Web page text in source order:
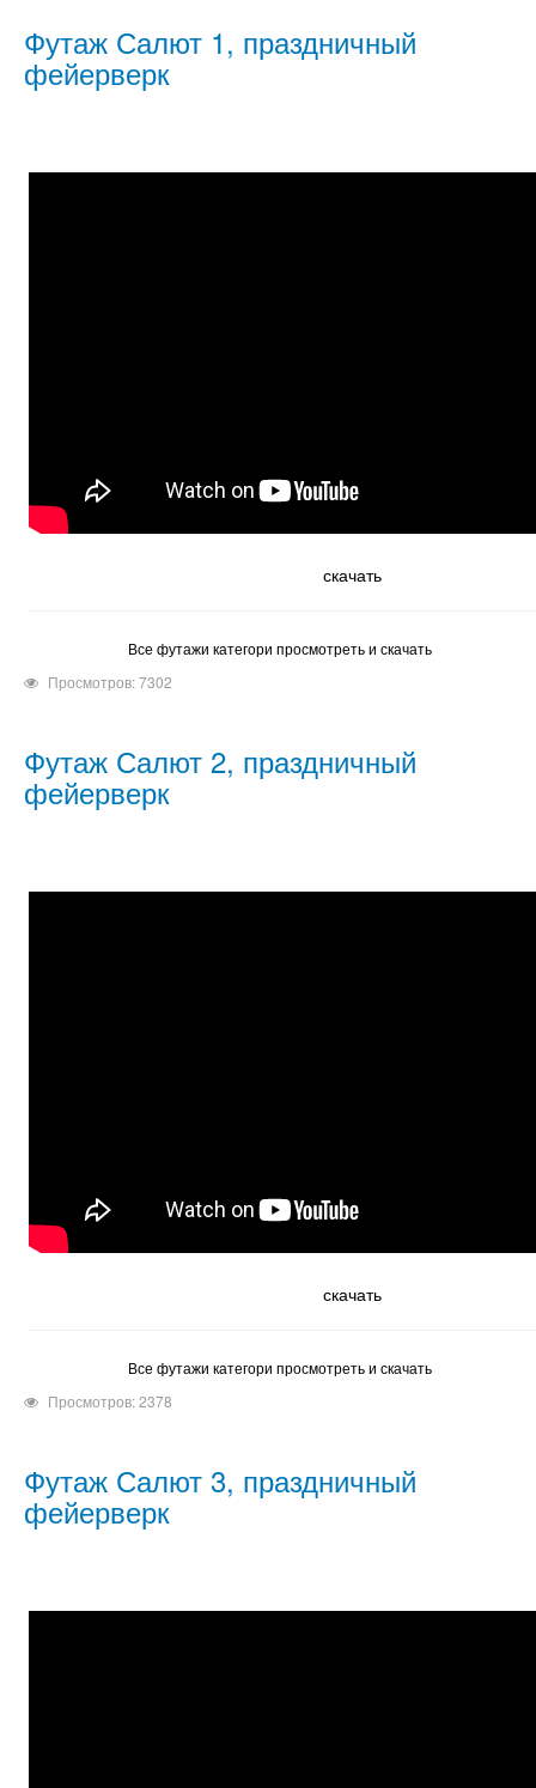
Футаж Салют 1, праздничный
фейерверк
скачать
Все футажи категори просмотреть и скачать
Просмотров: 7302
Футаж Салют 2, праздничный
фейерверк
скачать
Все футажи категори просмотреть и скачать
Просмотров: 2378
Футаж Салют 3, праздничный
фейерверк